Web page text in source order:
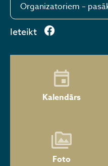
Organizatoriem –
Ieteikt
Kalendārs
Foto